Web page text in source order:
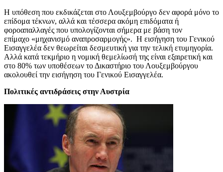
Η υπόθεση που εκδικάζεται στο Λουξεμβούργο δεν αφορά μόνο το
επίδομα τέκνων, αλλά και τέσσερα ακόμη επιδόματα ή
φοροαπαλλαγές που υπολογίζονται σήμερα με βάση τον
επίμαχο «μηχανισμό αναπροσαρμογής». Η εισήγηση του Γενικού
Εισαγγελέα δεν θεωρείται δεσμευτική για την τελική ετυμηγορία.
Αλλά κατά τεκμήριο η νομική θεμελίωσή της είναι εξαιρετική και
στο 80% των υποθέσεων το Δικαστήριο του Λουξεμβούργου
ακολουθεί την εισήγηση του Γενικού Εισαγγελέα.
Πολιτικές αντιδράσεις στην Αυστρία